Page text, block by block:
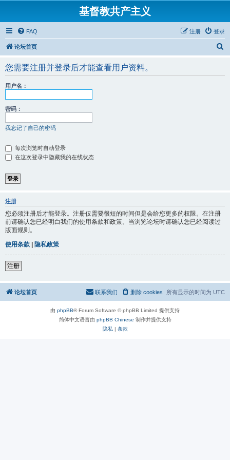
基督教共产主义
FAQ 登录
注册
论坛首页
您需要注册并登录后才能查看用户资料。
用户名：
密码：
我忘记了自己的密码
每次浏览时自动登录
在这次登录中隐藏我的在线状态
注册
您必须注册后才能登录。注册仅需要很短的时间但是会给您更多的权限。在注册
前请确认您已经明白我们的使用条款和政策。当浏览论坛时请确认您已经阅读过
版面规则。
使用条款 | 隐私政策
注册
论坛首页 所有显示的时间为 UTC
删除 cookies
联系我们
由 phpBB® Forum Software © phpBB Limited 提供支持
简体中文语言由 phpBB Chinese 制作并提供支持
隐私 | 条款